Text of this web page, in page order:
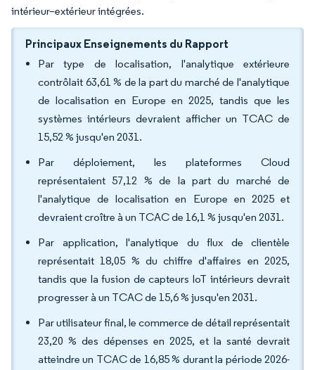
intérieur–extérieur intégrées.
Principaux Enseignements du Rapport
Par type de localisation, l'analytique extérieure
contrôlait 63,61 % de la part du marché de l'analytique
de localisation en Europe en 2025, tandis que les
systèmes intérieurs devraient afficher un TCAC de
15,52 % jusqu'en 2031.
Par déploiement, les plateformes Cloud
représentaient 57,12 % de la part du marché de
l'analytique de localisation en Europe en 2025 et
devraient croître à un TCAC de 16,1 % jusqu'en 2031.
Par application, l'analytique du flux de clientèle
représentait 18,05 % du chiffre d'affaires en 2025,
tandis que la fusion de capteurs IoT intérieurs devrait
progresser à un TCAC de 15,6 % jusqu'en 2031.
Par utilisateur final, le commerce de détail représentait
23,20 % des dépenses en 2025, et la santé devrait
atteindre un TCAC de 16,85 % durant la période 2026-